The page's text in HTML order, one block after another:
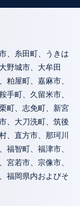
、糸田町、うきは
野城市、大牟田
粕屋町、嘉麻市、
手町、久留米市、
町、志免町、新宮
、大刀洗町、筑後
、直方市、那珂川
福智町、福津市、
宮若市、宗像市、
福岡県内およびそ